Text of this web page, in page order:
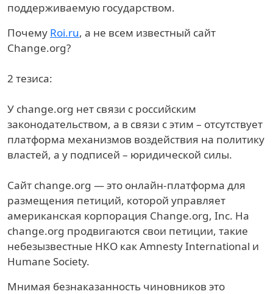
поддерживаемую государством.
Почему Roi.ru, а не всем известный сайт
Change.org?
2 тезиса:
У change.org нет связи с российским
законодательством, а в связи с этим – отсутствует
платформа механизмов воздействия на политику
властей, а у подписей – юридической силы.
Сайт change.org — это онлайн-платформа для
размещения петиций, которой управляет
американская корпорация Change.org, Inc. На
change.org продвигаются свои петиции, такие
небезызвестные НКО как Amnesty International и
Humane Society.
Мнимая безнаказанность чиновников это